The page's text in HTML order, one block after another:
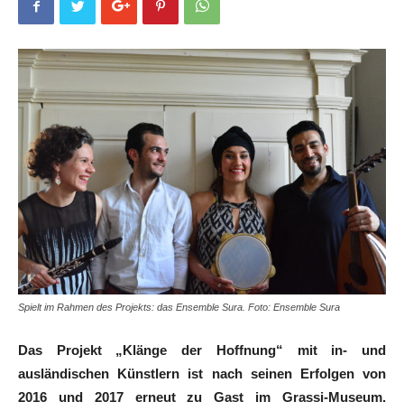
Spielt im Rahmen des Projekts: das Ensemble Sura. Foto: Ensemble Sura
Das Projekt „Klänge der Hoffnung“ mit in- und
ausländischen Künstlern ist nach seinen Erfolgen von
2016 und 2017 erneut zu Gast im Grassi-Museum.